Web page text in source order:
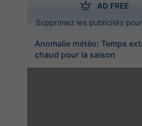
AD FREE
Supprimez les publicités
Anomalie météo: Temps
chaud pour la saison